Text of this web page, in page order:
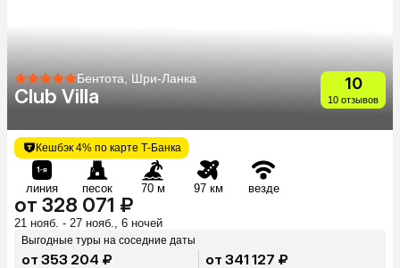
Бентота, Шри-Ланка
Club Villa
10
10 отзывов
Кешбэк 4% по карте Т-Банка
линия песок 70 м 97 км везде
от 328 071 ₽
21 нояб. - 27 нояб., 6 ночей
Выгодные туры на соседние даты
от 353 204 ₽ от 341 127 ₽